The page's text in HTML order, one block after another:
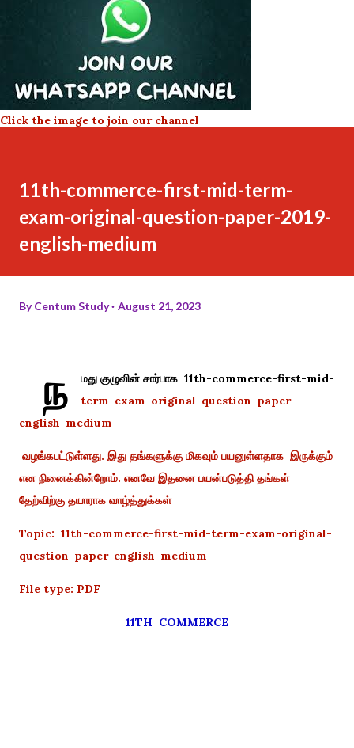
Click the image to join our channel
11th-commerce-first-mid-term-
exam-original-question-paper-2019-
english-medium
ByCentum Study August 21, 2023
ந
மது குழுவின் சார்பாக 11th-commerce-first-mid-
term-exam-original-question-paper-
english-medium
வழங்கபட்டுள்ளது. இது தங்களுக்கு மிகவும் பயனுள்ளதாக இருக்கும்
என நினைக்கின்றோம். எனவே இதனை பயன்படுத்தி தங்கள்
தேற்விற்கு தயாராக வாழ்த்துக்கள்
Topic: 11th-commerce-first-mid-term-exam-original-
question-paper-english-medium
File type: PDF
11TH COMMERCE